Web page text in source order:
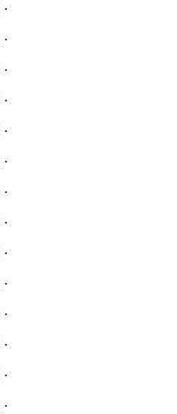
·
·
·
·
·
·
·
·
·
·
·
·
·
·